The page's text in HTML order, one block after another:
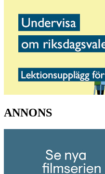
ANNONS